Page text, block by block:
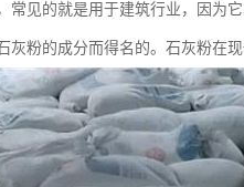
见的就是用于建筑行业，因为
粉的成分而得名的。石灰粉在